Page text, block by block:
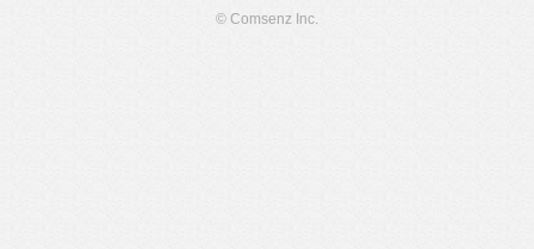
© Comsenz Inc.